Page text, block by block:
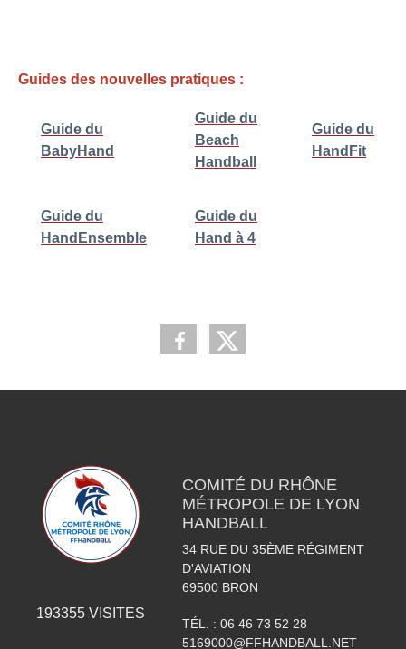
Guides des nouvelles pratiques :
Guide du
BabyHand
Guide du
Beach
Handball
Guide du
HandFit
Guide du
HandEnsemble
Guide du
Hand à 4
193355 VISITES
COMITÉ DU RHÔNE
MÉTROPOLE DE LYON
HANDBALL
34 RUE DU 35ÈME RÉGIMENT
D'AVIATION
69500 BRON
TÉL. : 06 46 73 52 28
5169000@FFHANDBALL.NET